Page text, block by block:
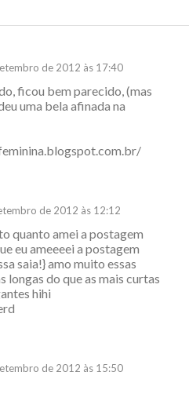
de 2012 às 17:40
ficou bem parecido, (mas
uma bela afinada na
de 2012 às 12:12
quanto amei a postagem
eu ameeeei a postagem
saia!} amo muito essas
longas do que as mais curtas
hihi
de 2012 às 15:50